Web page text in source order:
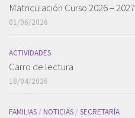
Matriculación Curso 2026 – 2027
01/06/2026
ACTIVIDADES
Carro de lectura
18/04/2026
FAMILIAS / NOTICIAS / SECRETARÍA